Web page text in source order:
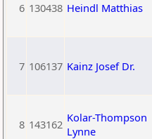
6 130438 Heindl Matthias
7 106137 Kainz Josef Dr.
8 143162 Kolar-Thompson
Lynne